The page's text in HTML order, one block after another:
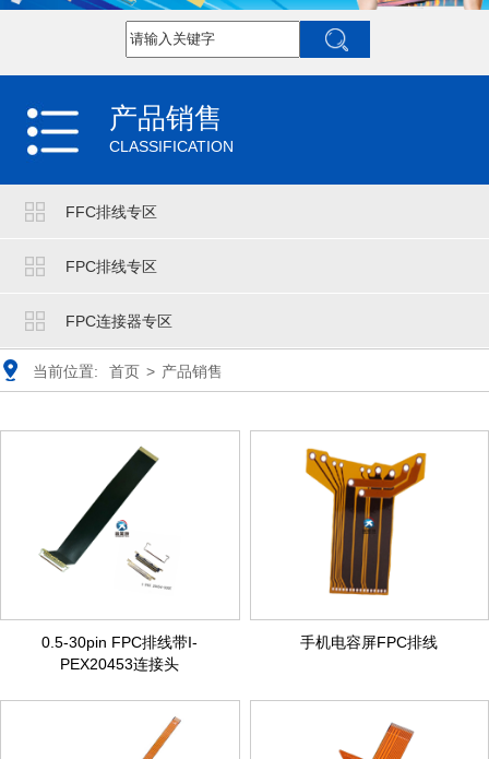
产品销售
CLASSIFICATION
FFC排线专区
FPC排线专区
FPC连接器专区
当前位置: 首页 > 产品销售
0.5-30pin FPC排线带I-
PEX20453连接头
手机电容屏FPC排线